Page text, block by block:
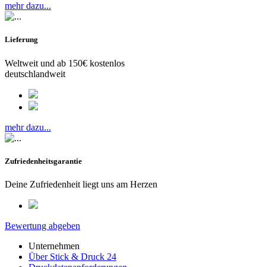
mehr dazu...
Lieferung
Weltweit und ab 150€ kostenlos
deutschlandweit
mehr dazu...
Zufriedenheitsgarantie
Deine Zufriedenheit liegt uns am Herzen
Bewertung abgeben
Unternehmen
Über Stick & Druck 24